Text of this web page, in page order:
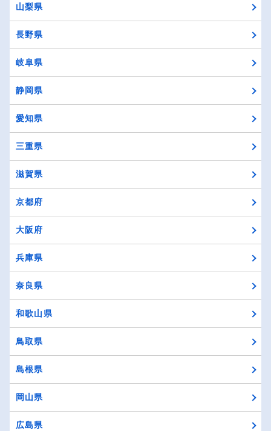
山梨県
長野県
岐阜県
静岡県
愛知県
三重県
滋賀県
京都府
大阪府
兵庫県
奈良県
和歌山県
鳥取県
島根県
岡山県
広島県